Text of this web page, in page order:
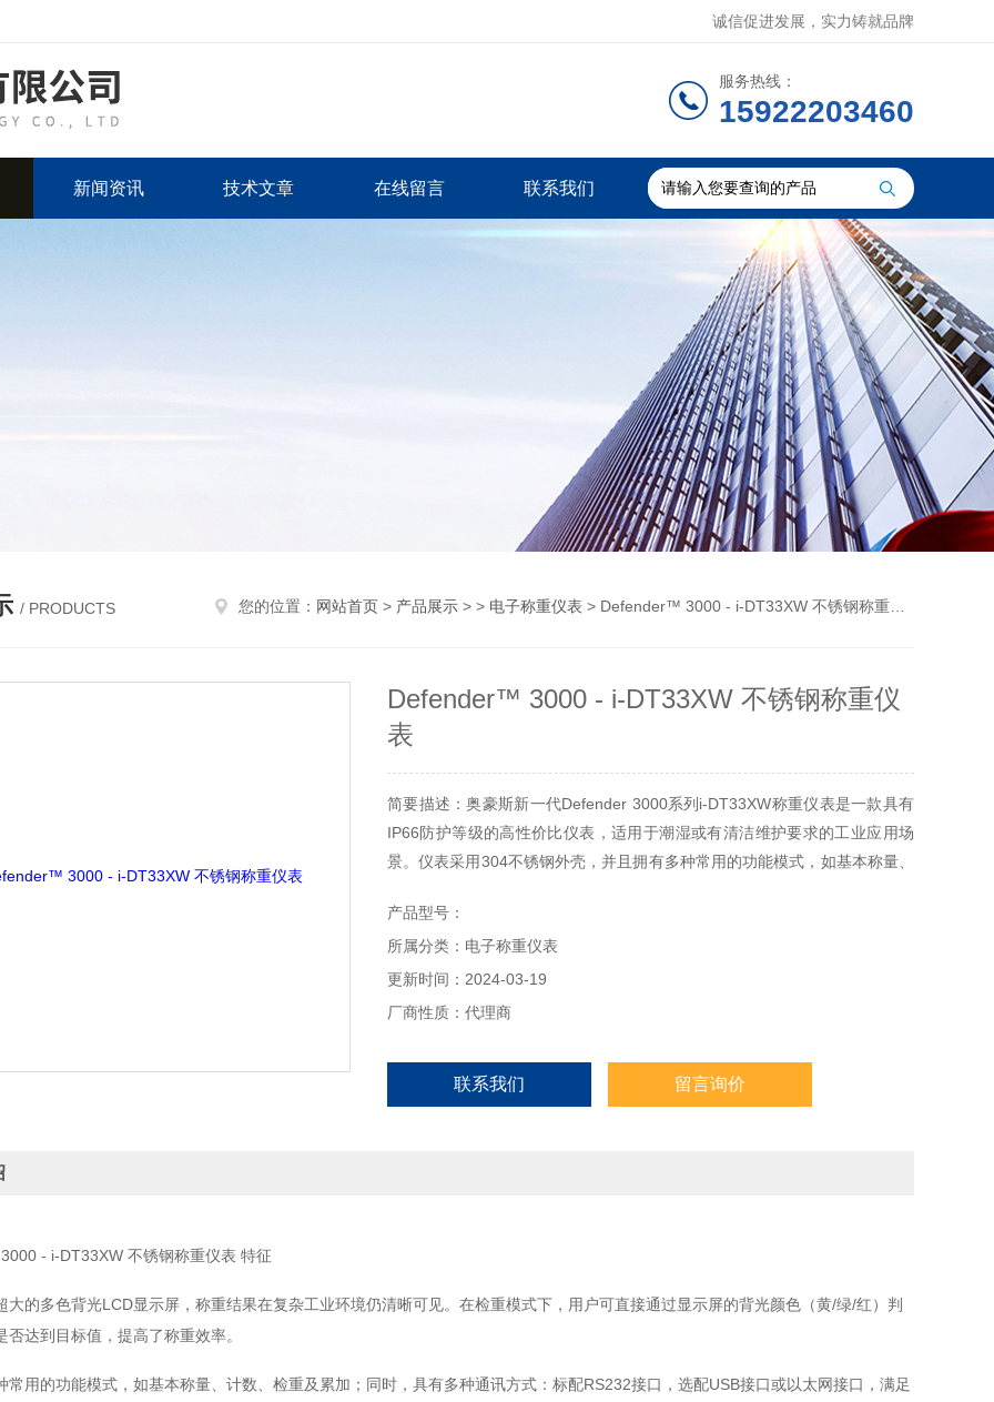
诚信促进发展，实力铸就品牌
服务热线：
15922203460
新闻资讯 技术文章 在线留言 联系我们
/ PRODUCTS 您的位置： 网站首页 > 产品展示 > > 电子称重仪表 > Defender™ 3000 - i-DT33XW 不锈钢称重仪表
Defender™ 3000 - i-DT33XW 不锈钢称重仪
表
简要描述：奥豪斯新一代Defender 3000系列i-DT33XW称重仪表是一款具有
IP66防护等级的高性价比仪表，适用于潮湿或有清洁维护要求的工业应用场
景。仪表采用304不锈钢外壳，并且拥有多种常用的功能模式，如基本称量、
口，可用于打印或数据通讯。
产品型号：
所属分类：电子称重仪表
更新时间：2024-03-19
厂商性质：代理商
联系我们 留言询价
- i-DT33XW 不锈钢称重仪表 特征
大的多色背光LCD显示屏，称重结果在复杂工业环境仍清晰可见。在检重模式下，用户可直接通过显示屏的背光颜色（黄/绿/红）判
否达到目标值，提高了称重效率。
常用的功能模式，如基本称量、计数、检重及累加；同时，具有多种通讯方式：标配RS232接口，选配USB接口或以太网接口，满足